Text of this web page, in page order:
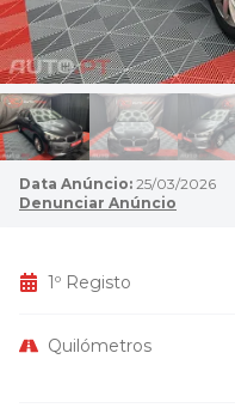
Data Anúncio: 25/03/2026
Denunciar Anúncio
1º Registo
Quilómetros